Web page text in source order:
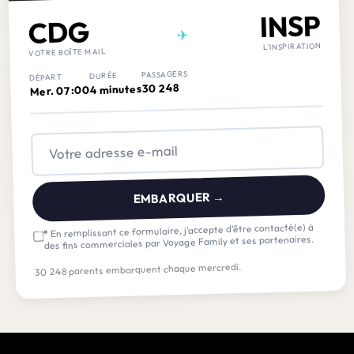
CDG
VOTRE BOÎTE MAIL
✈ INSP
L'INSPIRATION
DÉPART
Mer. 07:00
DURÉE
4 minutes
PASSAGERS
30 248
EMBARQUER →
*En remplissant ce formulaire, j’accepte d’être contacté(e) à
des fins commerciales par Voyage Family et ses partenaires.
30 248 parents embarquent chaque mercredi.